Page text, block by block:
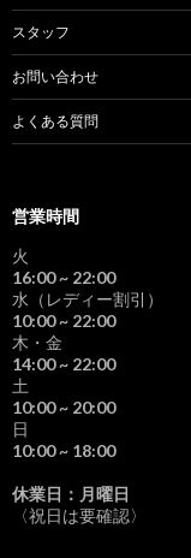
スタッフ
お問い合わせ
よくある質問
営業時間
火
16:00~ 22:00
水（レディー割引）
10:00~ 22:00
木・金
14:00~ 22:00
土
10:00~ 20:00
日
10:00~ 18:00
休業日：月曜日
〈祝日は要確認〉